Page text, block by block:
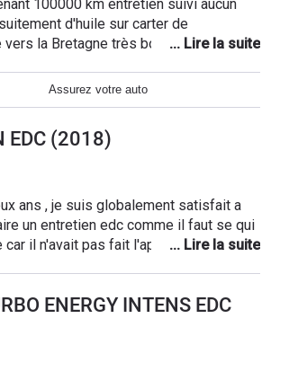
gros break.
d'huile sur carter de
la Bretagne très bon confort mais
Assurez votre auto
EDC (2018)
ans , je suis globalement satisfait a
un entretien edc comme il faut se qui
car il n'avait pas fait l'apprentissage de
deux capteurs avant a 35€ pièce et
agréable à conduire performant
4 contrôle et une tueri aussi bien en
aussi il et très agile. Le mien et
ENERGY INTENS EDC